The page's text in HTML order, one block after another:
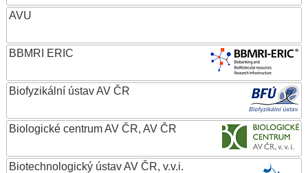
AVU
BBMRI ERIC
Biofyzikální ústav AV ČR
Biologické centrum AV ČR, AV ČR
Biotechnologický ústav AV ČR, v.v.i.